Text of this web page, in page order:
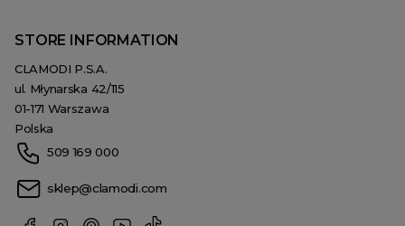
STORE INFORMATION
CLAMODI P.S.A.
ul. Młynarska 42/115
01-171 Warszawa
Polska
509 169 000
sklep@clamodi.com